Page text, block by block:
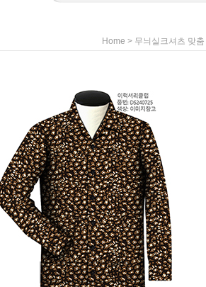
Home > 무늬실크셔츠 맞춤
마우스를 올려보세요